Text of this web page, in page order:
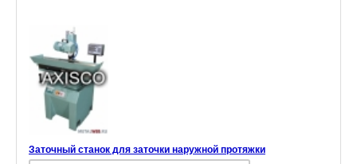
Заточный станок для заточки наружной протяжки